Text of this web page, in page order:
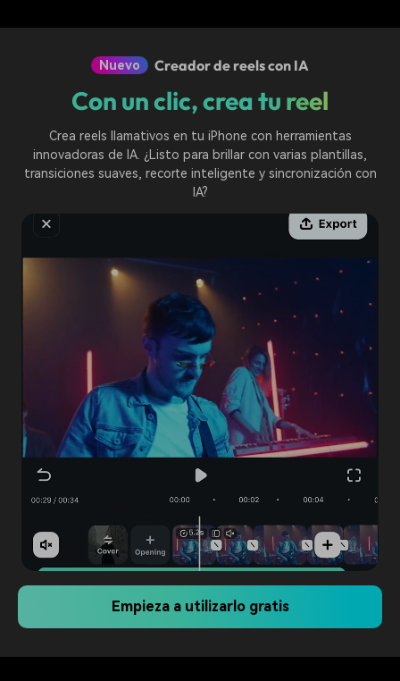
Nuevo Creador de reels con IA
Con un clic, crea tu reel
Crea reels llamativos en tu iPhone con herramientas
innovadoras de IA. ¿Listo para brillar con varias plantillas,
transiciones suaves, recorte inteligente y sincronización con
IA?
Empieza a utilizarlo gratis